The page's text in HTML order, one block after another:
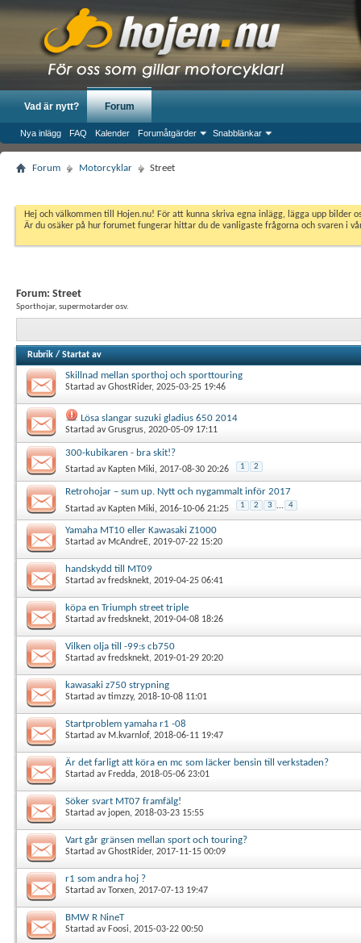
Vad är nytt? Forum
Nya inlägg FAQ Kalender Forumåtgärder Snabblänkar
Forum Motorcyklar Street
Hej och välkommen till Hojen.nu! För att kunna skriva egna inlägg, lägga upp
Är du osäker på hur forumet fungerar hittar du de vanligaste frågorna och svaren i
Forum: Street
Sporthojar, supermotarder osv.
Rubrik / Startat av
Skillnad mellan sporthoj och sporttouring
Startad avGhostRider, 2025-03-25 19:46
Lösa slangar suzuki gladius 650 2014
Startad avGrusgrus, 2020-05-09 17:11
300-kubikaren - bra skit!?
Startad av Kapten Miki, 2017-08-30 20:26 1 2
Retrohojar – sum up. Nytt och nygammalt inför 2017
Startad av Kapten Miki, 2016-10-06 21:25 1 2 3 ... 4
Yamaha MT10 eller Kawasaki Z1000
Startad av McAndreE, 2019-07-22 15:20
handskydd till MT09
Startad avfredsknekt, 2019-04-25 06:41
köpa en Triumph street triple
Startad avfredsknekt, 2019-04-08 18:26
Vilken olja till -99:s cb750
Startad avfredsknekt, 2019-01-29 20:20
kawasaki z750 strypning
Startad avtimzzy, 2018-10-08 11:01
Startproblem yamaha r1 -08
Startad av M.kvarnlof, 2018-06-11 19:47
Är det farligt att köra en mc som läcker bensin till verkstaden?
Startad av Fredda, 2018-05-06 23:01
Söker svart MT07 framfälg!
Startad av jopen, 2018-03-23 15:55
Vart går gränsen mellan sport och touring?
Startad avGhostRider, 2017-11-15 00:09
r1 som andra hoj ?
Startad avTorxen, 2017-07-13 19:47
BMW R NineT
Startad av Foosi, 2015-03-22 00:50